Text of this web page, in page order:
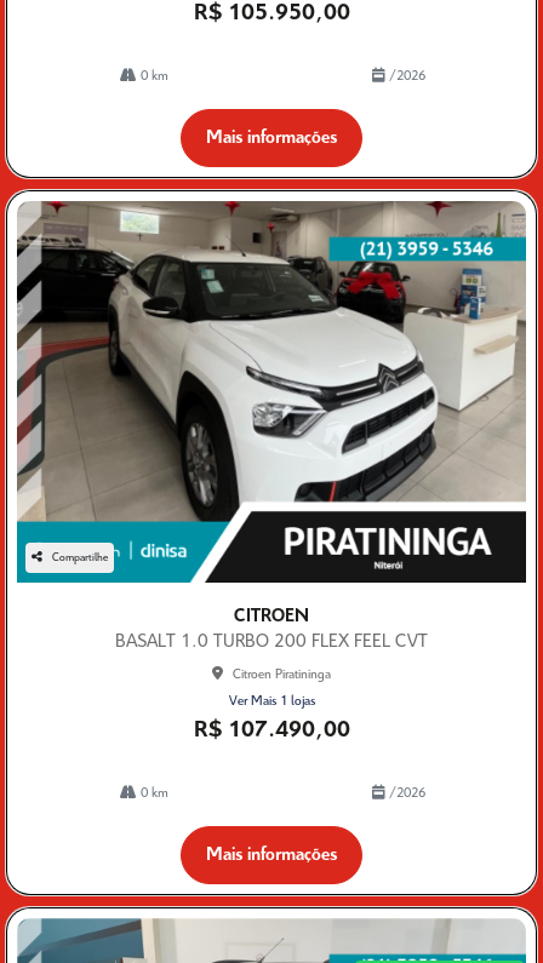
R$ 105.950,00
0 km /2026
Mais informações
Compartilhe
CITROEN
BASALT 1.0 TURBO 200 FLEX FEEL CVT
Citroen Piratininga
Ver Mais 1 lojas
R$ 107.490,00
0 km /2026
Mais informações